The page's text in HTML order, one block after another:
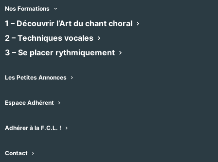
Nos Formations
1 – Découvrir l’Art du chant choral
2 – Techniques vocales
3 – Se placer rythmiquement
Les Petites Annonces
Espace Adhérent
Adhérer à la F.C.L. !
Contact
Recevoir l’Itinéraire à suivre
24/03/2024 -
avril 2025